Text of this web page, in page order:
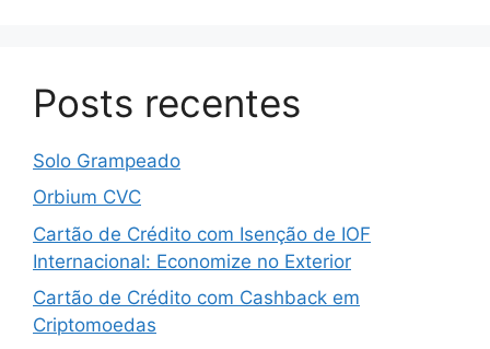
Posts recentes
Solo Grampeado
Orbium CVC
Cartão de Crédito com Isenção de IOF
Internacional: Economize no Exterior
Cartão de Crédito com Cashback em
Criptomoedas